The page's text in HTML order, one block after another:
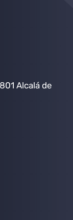
Alcalá de